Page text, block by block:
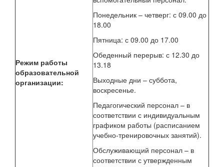
Режим работы
образовательной
организации:
Понедельник – четверг: с 09.00 до
18.00
Пятница: с 09.00 до 17.00
Обеденный перерыв: с 12.30 до
13.18
Выходные дни – суббота,
воскресенье.
Педагогический персонал – в
соответствии с индивидуальным
графиком работы (расписанием
учебно-тренировочных занятий).
Обслуживающий персонал – в
соответствии с утвержденным